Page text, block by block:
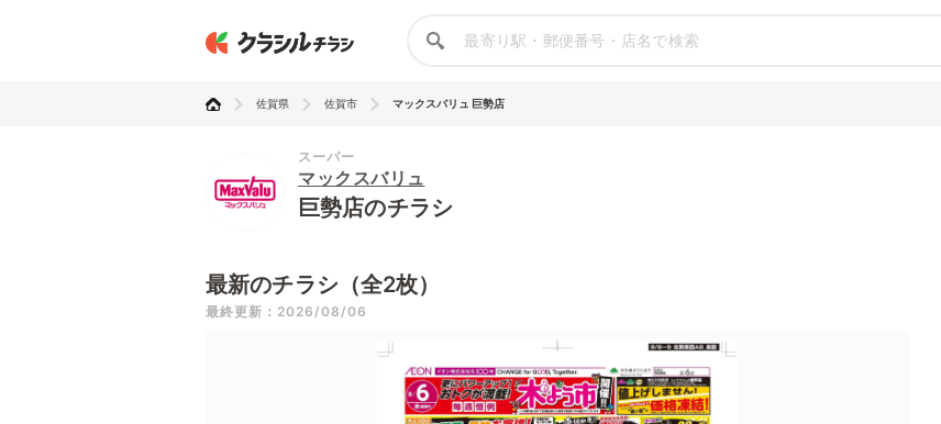
佐賀県 佐賀市 マックスバリュ 巨勢店
スーパー
マックスバリュ
巨勢店のチラシ
最新のチラシ（全2枚）
最終更新：2026/08/06